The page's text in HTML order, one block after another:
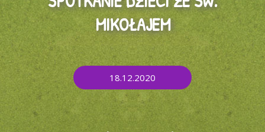
MIKOŁAJEM
18.12.2020